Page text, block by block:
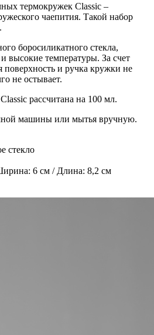
термокружек Classic –
чаепития. Такой набор
боросиликатного стекла,
высокие температуры. За счет
и ручка кружки не
не остывает.
рассчитана на 100 мл.
машины или мытья вручную.
стекло
6 см / Длина: 8,2 см